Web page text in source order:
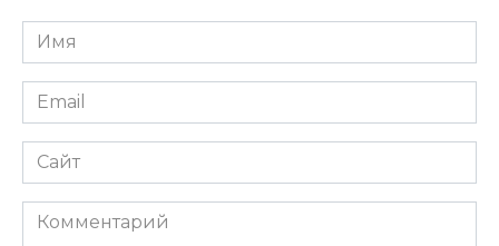
Имя
*
Email
*
Сайт
Комментарий